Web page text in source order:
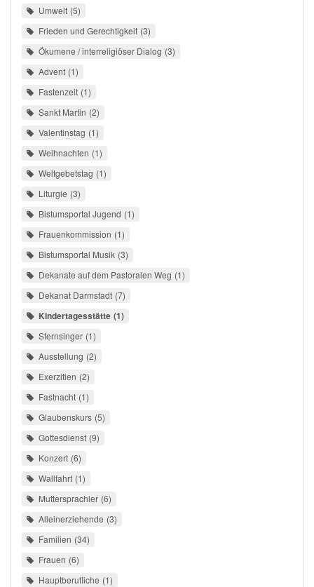
Umwelt 5
Frieden und Gerechtigkeit 3
Ökumene / interreligiöser Dialog 3
Advent 1
Fastenzeit 1
Sankt Martin 2
Valentinstag 1
Weihnachten 1
Weltgebetstag 1
Liturgie 3
Bistumsportal Jugend 1
Frauenkommission 1
Bistumsportal Musik 3
Dekanate auf dem Pastoralen Weg 1
Dekanat Darmstadt 7
Kindertagesstätte 1
Sternsinger 1
Ausstellung 2
Exerzitien 2
Fastnacht 1
Glaubenskurs 5
Gottesdienst 9
Konzert 6
Wallfahrt 1
Muttersprachler 6
Alleinerziehende 3
Familien 34
Frauen 6
Hauptberufliche 1